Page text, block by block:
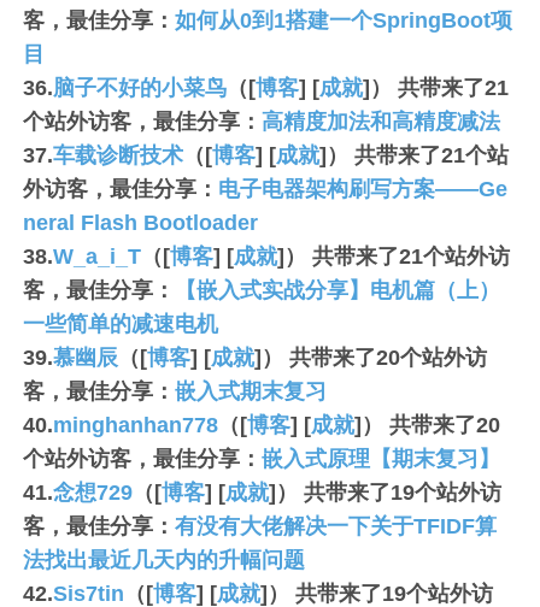
客，最佳分享：如何从0到1搭建一个SpringBoot项
目
36.脑子不好的小菜鸟 （[博客] [成就]） 共带来了21
个站外访客，最佳分享：高精度加法和高精度减法
37.车载诊断技术 （[博客] [成就]） 共带来了21个站
外访客，最佳分享： 电子电器架构刷写方案——Ge
neral Flash Bootloader
38.W_a_i_T （[博客] [成就]） 共带来了21个站外访
客，最佳分享：
【嵌入式实战分享】电机篇（上）
一些简单的减速电机
39.慕幽辰 （[博客] [成就]） 共带来了20个站外访
客，最佳分享：嵌入式期末复习
40.minghanhan778 （[博客] [成就]） 共带来了20
个站外访客，最佳分享：嵌入式原理【期末复习】
41.念想729 （[博客] [成就]） 共带来了19个站外访
客，最佳分享：有没有大佬解决一下关于TFIDF算
法找出最近几天内的升幅问题
42.Sis7tin （[博客] [成就]） 共带来了19个站外访